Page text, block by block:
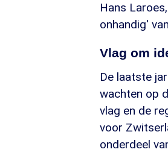
Hans
onhandig'
Vlag om
De laatste
wachten op
vlag en de
voor
onderdeel